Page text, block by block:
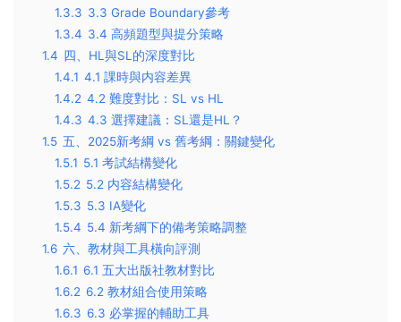
1.3.3 3.3 Grade Boundary參考
1.3.4 3.4 高頻題型與提分策略
1.4 四、HL與SL的深度對比
1.4.1 4.1 課時與内容差異
1.4.2 4.2 難度對比：SL vs HL
1.4.3 4.3 選擇建議：SL還是HL？
1.5 五、2025新考綱 vs 舊考綱：關鍵變化
1.5.1 5.1 考試結構變化
1.5.2 5.2 内容結構變化
1.5.3 5.3 IA變化
1.5.4 5.4 新考綱下的備考策略調整
1.6 六、教材與工具橫向評測
1.6.1 6.1 五大出版社教材對比
1.6.2 6.2 教材組合使用策略
1.6.3 6.3 必掌握的輔助工具